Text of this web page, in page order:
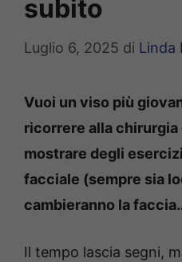
subito
Luglio 6, 2025 di Linda
Vuoi un viso più
ricorrere alla
mostrare degli
facciale (sempre sia
cambieranno la
Il tempo lascia segni,